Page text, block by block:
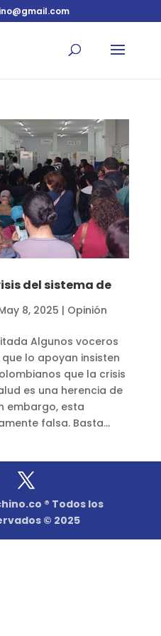
del sistema de
8, 2025 | Opinión
Algunos voceros
lo apoyan insisten
que la crisis
es una herencia de
embargo, esta
falsa. Basta...
® Todos los
© 2025